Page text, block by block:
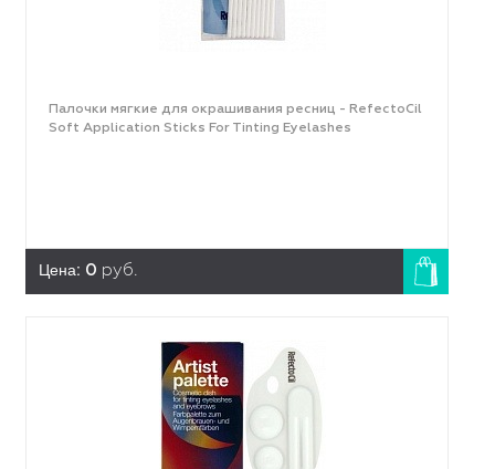
Палочки мягкие для окрашивания ресниц - RefectoCil
Soft Application Sticks For Tinting Eyelashes
Цена: 0 руб.